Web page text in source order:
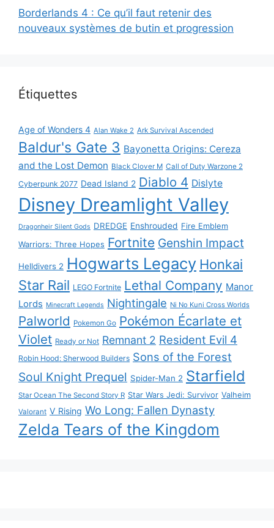
Borderlands 4 : Ce qu’il faut retenir des
nouveaux systèmes de butin et progression
Étiquettes
Age of Wonders 4 Alan Wake 2 Ark Survival Ascended
Baldur's Gate 3 Bayonetta Origins: Cereza
and the Lost Demon Black Clover M Call of Duty Warzone 2
Cyberpunk 2077 Dead Island 2 Diablo 4 Dislyte
Disney Dreamlight Valley
Dragonheir Silent Gods DREDGE Enshrouded Fire Emblem
Warriors: Three Hopes Fortnite Genshin Impact
Helldivers 2 Hogwarts Legacy Honkai
Star Rail LEGO Fortnite Lethal Company Manor
Lords Minecraft Legends Nightingale Ni No Kuni Cross Worlds
Palworld Pokemon Go Pokémon Écarlate et
Violet Ready or Not Remnant 2 Resident Evil 4
Robin Hood: Sherwood Builders Sons of the Forest
Soul Knight Prequel Spider-Man 2 Starfield
Star Ocean The Second Story R Star Wars Jedi: Survivor Valheim
Valorant V Rising Wo Long: Fallen Dynasty
Zelda Tears of the Kingdom